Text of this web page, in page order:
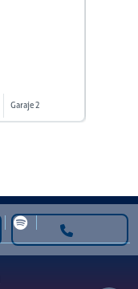
Garaje 2